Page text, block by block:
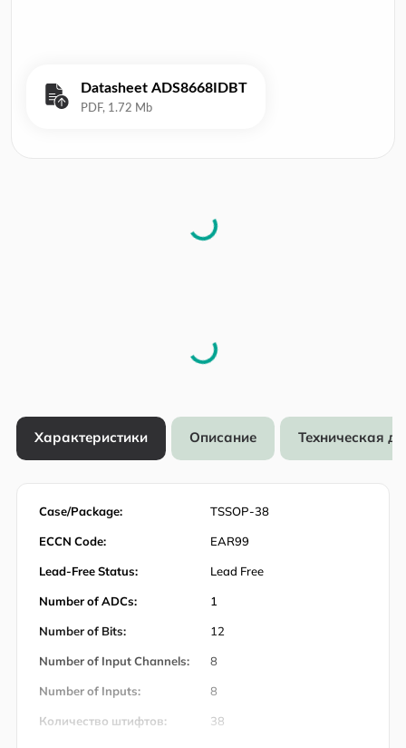
Datasheet ADS8668IDBT
Характеристики Описание Техническая
Case/Package: TSSOP-38
ECCN Code: EAR99
Lead-Free Status: Lead Free
Number of ADCs: 1
Number of Bits: 12
Number of Input Channels: 8
Number of Inputs: 8
Количество штифтов: 38